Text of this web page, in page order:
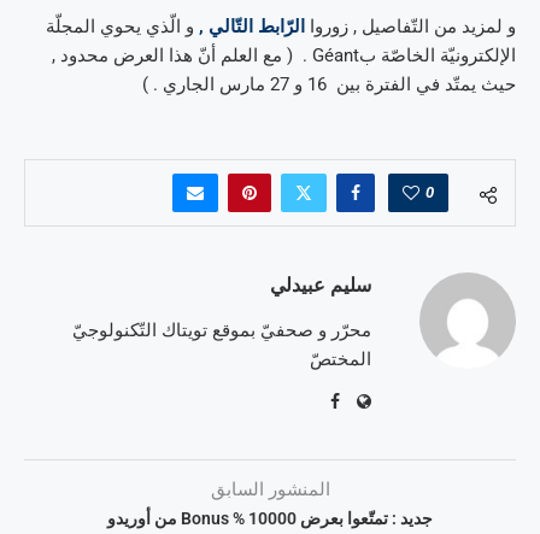
و لمزيد من التّفاصيل , زوروا الرّابط التّالي , و الّذي يحوي المجلّة
الإلكترونيّة الخاصّة بGéant . ( مع العلم أنّ هذا العرض محدود ,
حيث يمتّد في الفترة بين 16 و 27 مارس الجاري . )
0
سليم عبيدلي
محرّر و صحفيّ بموقع تويتاك التّكنولوجيّ
المختصّ
المنشور السابق
جديد : تمتّعوا بعرض 10000 % Bonus من أوريدو